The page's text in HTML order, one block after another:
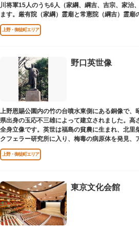
川将軍15人のうち6人（家綱、綱吉、吉宗、家治
ます。厳有院（家綱）霊廟と常憲院（綱吉）霊廟
（1945）の空襲で大部分を焼失しました。
上野・御徒町エリア
野口英世像
上野恩賜公園内の竹の台噴水東側にある銅像で
県出身の玉応不三雄によって建立されました。高
全身立像です。英世は福島の貧農に生まれ、北里
クフェラー研究所に入り、梅毒の病原体を発見、
感染して、死去しました。
上野・御徒町エリア
東京文化会館